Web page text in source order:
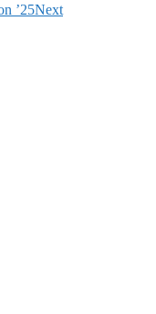
’25Next